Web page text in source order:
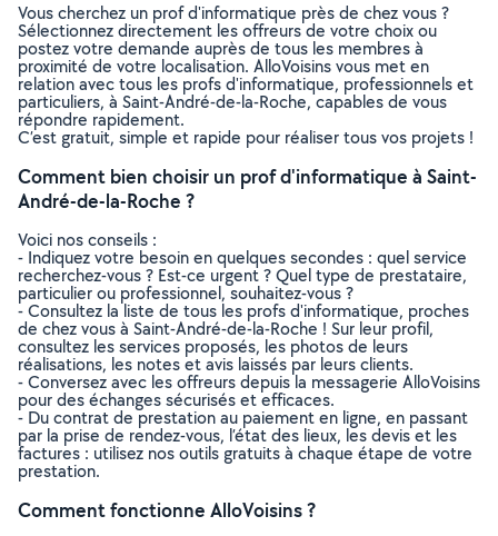
Vous cherchez un prof d'informatique près de chez vous ?
Sélectionnez directement les offreurs de votre choix ou
postez votre demande auprès de tous les membres à
proximité de votre localisation. AlloVoisins vous met en
relation avec tous les profs d'informatique, professionnels et
particuliers, à Saint-André-de-la-Roche, capables de vous
répondre rapidement.
C’est gratuit, simple et rapide pour réaliser tous vos projets !
Comment bien choisir un prof d'informatique à Saint-
André-de-la-Roche ?
Voici nos conseils :
- Indiquez votre besoin en quelques secondes : quel service
recherchez-vous ? Est-ce urgent ? Quel type de prestataire,
particulier ou professionnel, souhaitez-vous ?
- Consultez la liste de tous les profs d'informatique, proches
de chez vous à Saint-André-de-la-Roche ! Sur leur profil,
consultez les services proposés, les photos de leurs
réalisations, les notes et avis laissés par leurs clients.
- Conversez avec les offreurs depuis la messagerie AlloVoisins
pour des échanges sécurisés et efficaces.
- Du contrat de prestation au paiement en ligne, en passant
par la prise de rendez-vous, l’état des lieux, les devis et les
factures : utilisez nos outils gratuits à chaque étape de votre
prestation.
Comment fonctionne AlloVoisins ?